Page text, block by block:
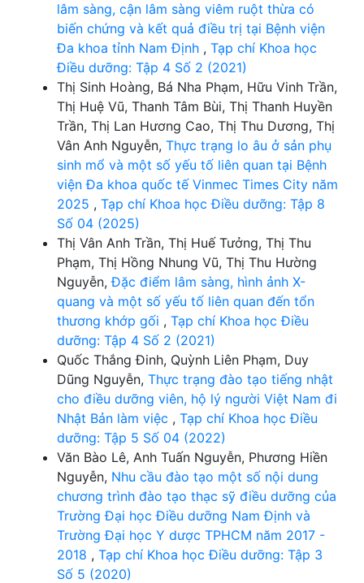
lâm sàng, cận lâm sàng viêm ruột thừa có
biến chứng và kết quả điều trị tại Bệnh viện
Đa khoa tỉnh Nam Định , Tạp chí Khoa học
Điều dưỡng: Tập 4 Số 2 (2021)
Thị Sinh Hoàng, Bá Nha Phạm, Hữu Vinh Trần,
Thị Huệ Vũ, Thanh Tâm Bùi, Thị Thanh Huyền
Trần, Thị Lan Hương Cao, Thị Thu Dương, Thị
Vân Anh Nguyễn, Thực trạng lo âu ở sản phụ
sinh mổ và một số yếu tố liên quan tại Bệnh
viện Đa khoa quốc tế Vinmec Times City năm
2025 , Tạp chí Khoa học Điều dưỡng: Tập 8
Số 04 (2025)
Thị Vân Anh Trần, Thị Huế Tưởng, Thị Thu
Phạm, Thị Hồng Nhung Vũ, Thị Thu Hường
Nguyễn,Đặc điểm lâm sàng, hình ảnh X-
quang và một số yếu tố liên quan đến tổn
thương khớp gối , Tạp chí Khoa học Điều
dưỡng: Tập 4 Số 2 (2021)
Quốc Thắng Đinh, Quỳnh Liên Phạm, Duy
Dũng Nguyễn, Thực trạng đào tạo tiếng nhật
cho điều dưỡng viên, hộ lý người Việt Nam đi
Nhật Bản làm việc , Tạp chí Khoa học Điều
dưỡng: Tập 5 Số 04 (2022)
Văn Bào Lê, Anh Tuấn Nguyễn, Phương Hiền
Nguyễn, Nhu cầu đào tạo một số nội dung
chương trình đào tạo thạc sỹ điều dưỡng của
Trường Đại học Điều dưỡng Nam Định và
Trường Đại học Y dược TPHCM năm 2017 -
2018 , Tạp chí Khoa học Điều dưỡng: Tập 3
Số 5 (2020)